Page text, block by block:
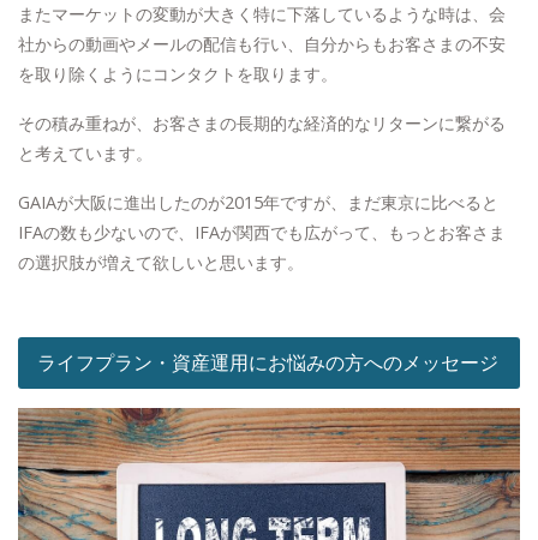
またマーケットの変動が大きく特に下落しているような時は、会
社からの動画やメールの配信も行い、自分からもお客さまの不安
を取り除くようにコンタクトを取ります。
その積み重ねが、お客さまの長期的な経済的なリターンに繋がる
と考えています。
GAIAが大阪に進出したのが2015年ですが、まだ東京に比べると
IFAの数も少ないので、IFAが関西でも広がって、もっとお客さま
の選択肢が増えて欲しいと思います。
ライフプラン・資産運用にお悩みの方へのメッセージ